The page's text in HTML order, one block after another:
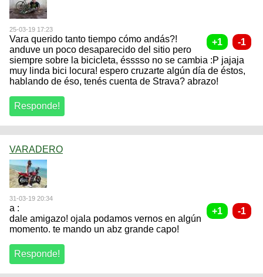
25-03-19 17:23
Vara querido tanto tiempo cómo andás?!
anduve un poco desaparecido del sitio pero
siempre sobre la bicicleta, ésssso no se cambia :P jajaja
muy linda bici locura! espero cruzarte algún día de éstos,
hablando de éso, tenés cuenta de Strava? abrazo!
VARADERO
31-03-19 20:34
a :
dale amigazo! ojala podamos vernos en algún
momento. te mando un abz grande capo!